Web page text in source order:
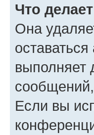
Что
Она
выполняет
Если вы